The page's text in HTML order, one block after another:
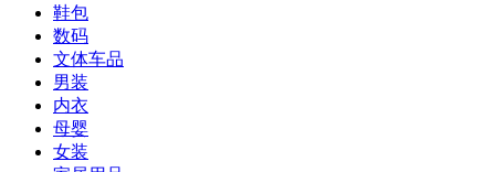
鞋包
数码
文体车品
男装
内衣
母婴
女装